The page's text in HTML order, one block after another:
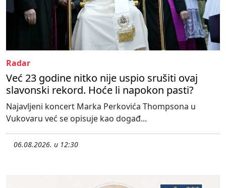
Radar
Već 23 godine nitko nije uspio srušiti ovaj
slavonski rekord. Hoće li napokon pasti?
Najavljeni koncert Marka Perkovića Thompsona u
Vukovaru već se opisuje kao događ...
06.08.2026. u 12:30